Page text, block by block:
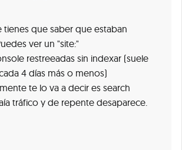
tienes que saber que estaban
ver un "site:"
restreeadas sin indexar (suele
4 días más o menos)
te lo va a decir es search
tráfico y de repente desaparece.